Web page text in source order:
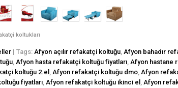
koltukları
| Tags: Afyon açılır refakatçi koltuğu, Afyon bahadır
, Afyon hasta refakatçi koltuğu fiyatları, Afyon hastane
koltuğu 2.el , Afyon refakatçi koltuğu dmo, Afyon
fiyatları, Afyon refakatçi koltuğu ikinci el , Afyon